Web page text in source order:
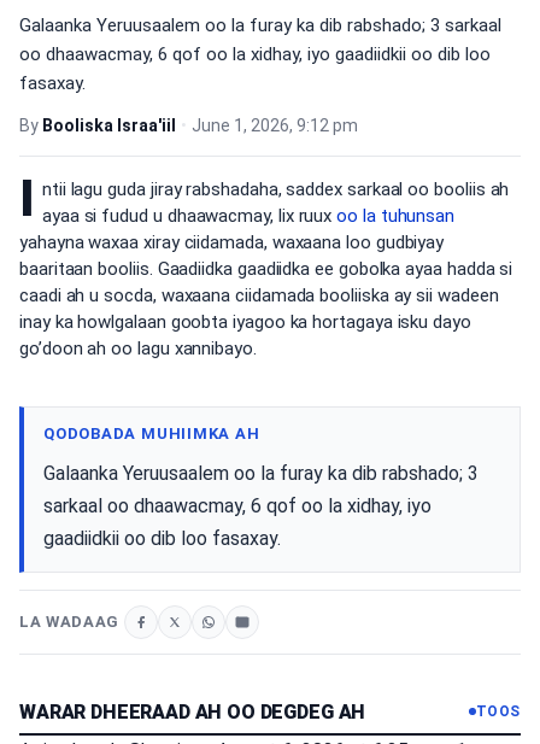
Galaanka Yeruusaalem oo la furay ka dib rabshado; 3 sarkaal
oo dhaawacmay, 6 qof oo la xidhay, iyo gaadiidkii oo dib loo
fasaxay.
By Booliska Israa'iil • June 1, 2026, 9:12 pm
I ntii lagu guda jiray rabshadaha, saddex sarkaal oo booliis ah
ayaa si fudud u dhaawacmay, lix ruuxoo la tuhunsan
yahayna waxaa xiray ciidamada, waxaana loo gudbiyay
baaritaan booliis. Gaadiidka gaadiidka ee gobolka ayaa hadda si
caadi ah u socda, waxaana ciidamada booliiska ay sii wadeen
inay ka howlgalaan goobta iyagoo ka hortagaya isku dayo
go’doon ah oo lagu xannibayo.
QODOBADA MUHIIMKA AH
Galaanka Yeruusaalem oo la furay ka dib rabshado; 3
sarkaal oo dhaawacmay, 6 qof oo la xidhay, iyo
gaadiidkii oo dib loo fasaxay.
LA WADAAG
WARAR DHEERAAD AH OO DEGDEG AH TOOS